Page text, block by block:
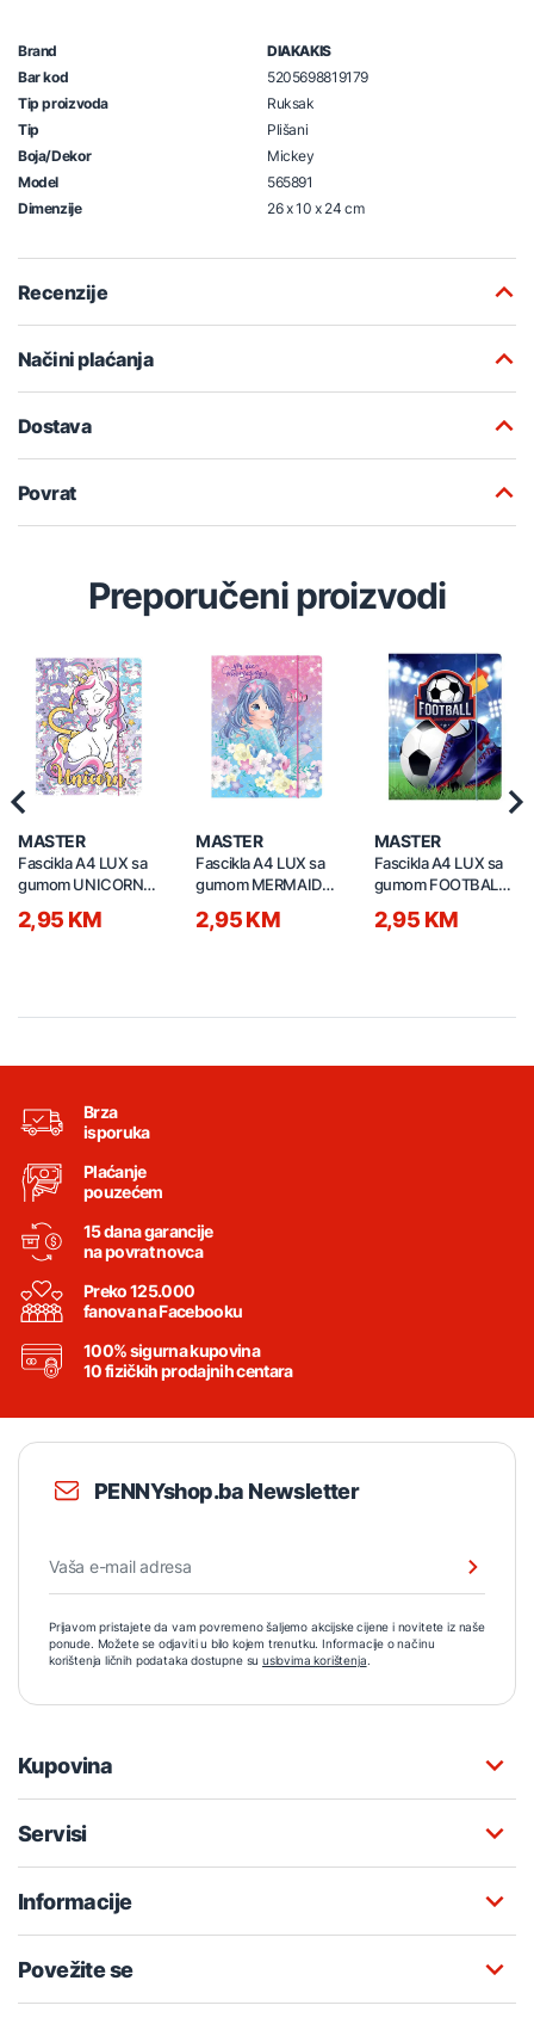
Brand
DIAKAKIS
Bar kod
5205698819179
Tip proizvoda
Ruksak
Tip
Plišani
Boja/Dekor
Mickey
Model
565891
Dimenzije
26 x 10 x 24 cm
Recenzije
Načini plaćanja
Dostava
Povrat
Preporučeni proizvodi
MASTER
Fascikla A4 LUX sa
gumom UNICORN
2,95 KM
MASTER
Fascikla A4 LUX sa
gumom MERMAID
2,95 KM
MASTER
Fascikla A4 LUX sa
gumom FOOTBALL
2,95 KM
Brza
isporuka
Plaćanje
pouzećem
15 dana garancije
na povrat novca
Preko 125.000
fanova na Facebooku
100% sigurna kupovina
10 fizičkih prodajnih centara
PENNYshop.ba Newsletter
Prijavom pristajete da vam povremeno šaljemo akcijske cijene i novitete iz naše
ponude. Možete se odjaviti u bilo kojem trenutku. Informacije o načinu
korištenja ličnih podataka dostupne su uslovima korištenja.
Kupovina
Servisi
Informacije
Povežite se